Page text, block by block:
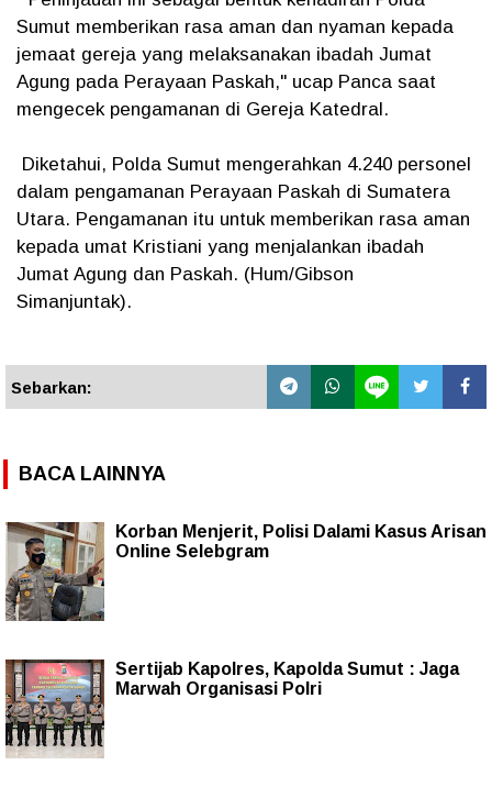
Sumut memberikan rasa aman dan nyaman kepada
jemaat gereja yang melaksanakan ibadah Jumat
Agung pada Perayaan Paskah," ucap Panca saat
mengecek pengamanan di Gereja Katedral.
Diketahui, Polda Sumut mengerahkan 4.240 personel
dalam pengamanan Perayaan Paskah di Sumatera
Utara. Pengamanan itu untuk memberikan rasa aman
kepada umat Kristiani yang menjalankan ibadah
Jumat Agung dan Paskah. (Hum/Gibson
Simanjuntak).
Sebarkan:
BACA LAINNYA
Korban Menjerit, Polisi Dalami Kasus Arisan
Online Selebgram
Sertijab Kapolres, Kapolda Sumut : Jaga
Marwah Organisasi Polri